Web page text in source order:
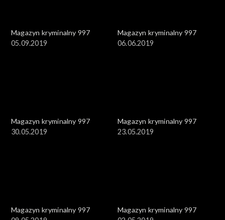
Magazyn kryminalny 997
05.09.2019
Magazyn kryminalny 997
06.06.2019
Magazyn kryminalny 997
30.05.2019
Magazyn kryminalny 997
23.05.2019
Magazyn kryminalny 997
Magazyn kryminalny 997